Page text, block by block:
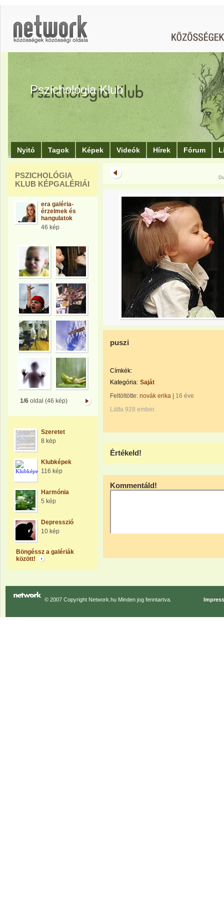
Pszichológia Klub
Nyitó Tagok Képek Videók Hírek Fórum
PSZICHOLÓGIA
KLUB KÉPGALÉRIÁI
era galéria-
érzelmek és
hangulatok
46 kép
1/6oldal (46 kép)
Szeretet
8 kép
Klubképek
116 kép
Harmónia
5 kép
Depresszió
10 kép
Böngéssz a galériák
között!
puszi
Címkék:
Kategória: Saját
Feltöltötte: novák erika
16 éve
Látta 928 ember.
Értékeld!
Kommentáld!
© 2007 Copyright Network.hu Minden jog fenntartva.